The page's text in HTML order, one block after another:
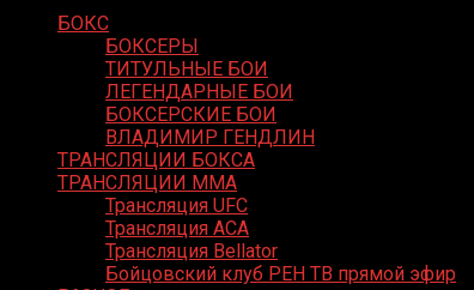
БОКС
БОКСЕРЫ
ТИТУЛЬНЫЕ БОИ
ЛЕГЕНДАРНЫЕ БОИ
БОКСЕРСКИЕ БОИ
ВЛАДИМИР ГЕНДЛИН
ТРАНСЛЯЦИИ БОКСА
ТРАНСЛЯЦИИ MMA
Трансляция UFC
Трансляция ACA
Трансляция Bellator
Бойцовский клуб РЕН ТВ прямой эфир